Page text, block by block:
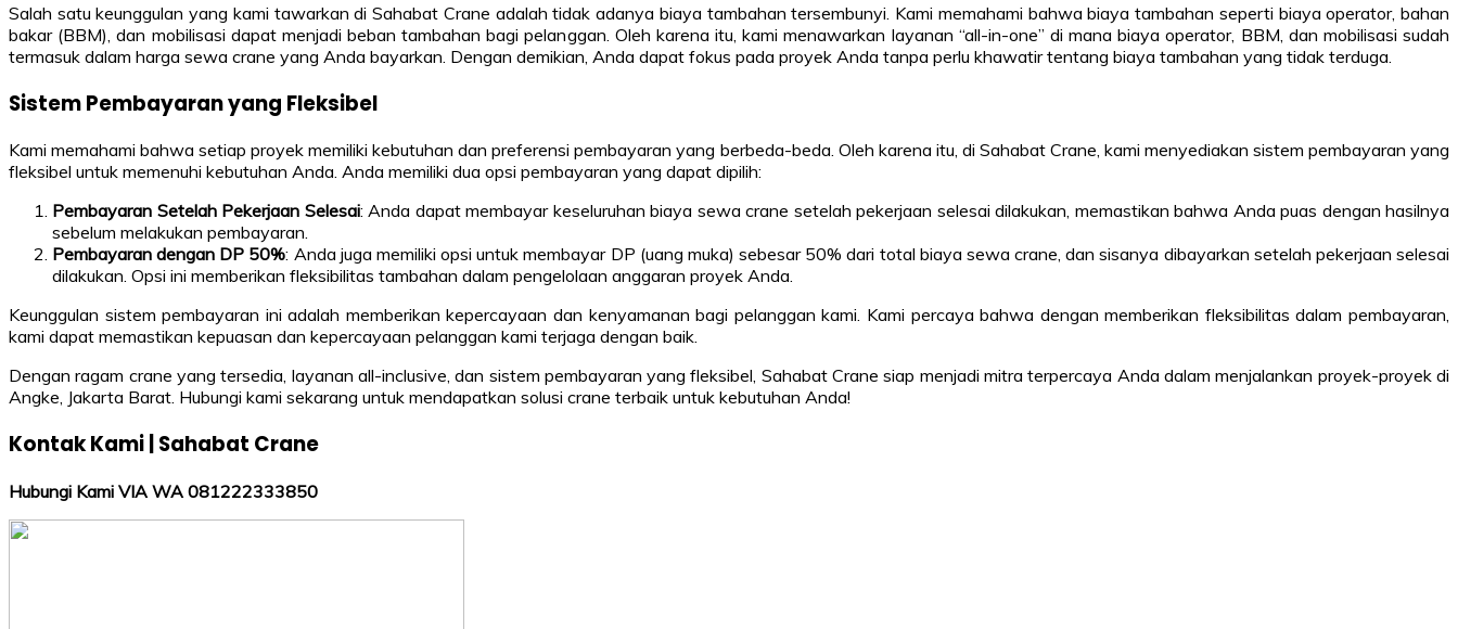
Salah satu keunggulan yang kami tawarkan di Sahabat Crane adalah tidak adanya biaya tambahan tersembunyi. Kami memahami bahwa biaya tambahan seperti biaya operator, bahan
bakar (BBM), dan mobilisasi dapat menjadi beban tambahan bagi pelanggan. Oleh karena itu, kami menawarkan layanan “all-in-one” di mana biaya operator, BBM, dan mobilisasi sudah
termasuk dalam harga sewa crane yang Anda bayarkan. Dengan demikian, Anda dapat fokus pada proyek Anda tanpa perlu khawatir tentang biaya tambahan yang tidak terduga.
Sistem Pembayaran yang Fleksibel
Kami memahami bahwa setiap proyek memiliki kebutuhan dan preferensi pembayaran yang berbeda-beda. Oleh karena itu, di Sahabat Crane, kami menyediakan sistem pembayaran yang
fleksibel untuk memenuhi kebutuhan Anda. Anda memiliki dua opsi pembayaran yang dapat dipilih:
Pembayaran Setelah Pekerjaan Selesai: Anda dapat membayar keseluruhan biaya sewa crane setelah pekerjaan selesai dilakukan, memastikan bahwa Anda puas dengan hasilnya
sebelum melakukan pembayaran.
Pembayaran dengan DP 50%: Anda juga memiliki opsi untuk membayar DP (uang muka) sebesar 50% dari total biaya sewa crane, dan sisanya dibayarkan setelah pekerjaan selesai
dilakukan. Opsi ini memberikan fleksibilitas tambahan dalam pengelolaan anggaran proyek Anda.
Keunggulan sistem pembayaran ini adalah memberikan kepercayaan dan kenyamanan bagi pelanggan kami. Kami percaya bahwa dengan memberikan fleksibilitas dalam pembayaran,
kami dapat memastikan kepuasan dan kepercayaan pelanggan kami terjaga dengan baik.
Dengan ragam crane yang tersedia, layanan all-inclusive, dan sistem pembayaran yang fleksibel, Sahabat Crane siap menjadi mitra terpercaya Anda dalam menjalankan proyek-proyek di
Angke, Jakarta Barat. Hubungi kami sekarang untuk mendapatkan solusi crane terbaik untuk kebutuhan Anda!
Kontak Kami | Sahabat Crane
Hubungi Kami VIA WA 081222333850